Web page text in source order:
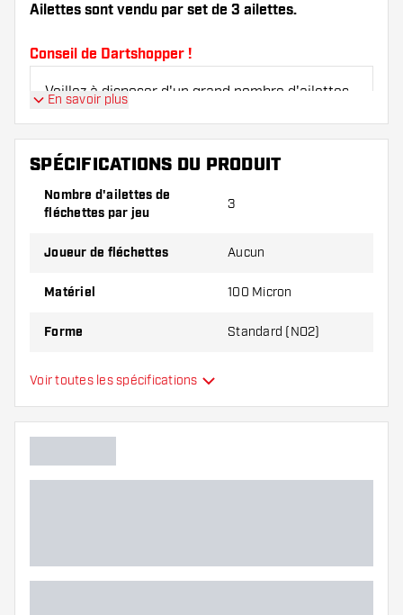
Ailettes sont vendu par set de 3 ailettes.
Conseil de Dartshopper !
Veillez à disposer d'un grand nombre d'ailettes
cassés à l'usage.
Essayez une forme, un matériau ou une
épaisseur différents des ailettes pour découvrir
En savoir plus
SPÉCIFICATIONS DU PRODUIT
Nombre d'ailettes de
fléchettes par jeu
3
Joueur de fléchettes Aucun
Matériel 100 Micron
Forme Standard (NO2)
Type
Flexibilité
Voir toutes les spécifications